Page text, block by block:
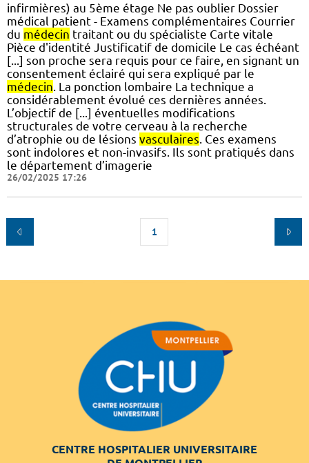
infirmières) au 5ème étage Ne pas oublier Dossier
médical patient - Examens complémentaires Courrier
du médecin traitant ou du spécialiste Carte vitale
Pièce d'identité Justificatif de domicile Le cas échéant
[...] son proche sera requis pour ce faire, en signant un
consentement éclairé qui sera expliqué par le
médecin . La ponction lombaire La technique a
considérablement évolué ces dernières années.
L’objectif de [...] éventuelles modifications
structurales de votre cerveau à la recherche
d’atrophie ou de lésions vasculaires . Ces examens
sont indolores et non-invasifs. Ils sont pratiqués dans
le département d’imagerie
26/02/2025 17:26
1
CENTRE HOSPITALIER UNIVERSITAIRE